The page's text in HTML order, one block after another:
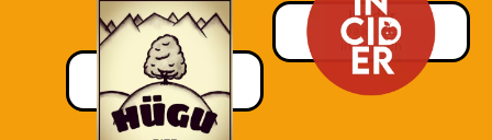
Hügu Bier
Sumiswald, BE
huegu-brauerei.ch
Incider
Baar, ZG
incider.ch